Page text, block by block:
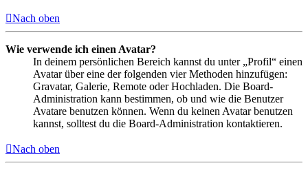
Nach oben
Wie verwende ich einen Avatar?
In deinem persönlichen Bereich kannst du unter „Profil“ einen
Avatar über eine der folgenden vier Methoden hinzufügen:
Gravatar, Galerie, Remote oder Hochladen. Die Board-
Administration kann bestimmen, ob und wie die Benutzer
Avatare benutzen können. Wenn du keinen Avatar benutzen
kannst, solltest du die Board-Administration kontaktieren.
Nach oben